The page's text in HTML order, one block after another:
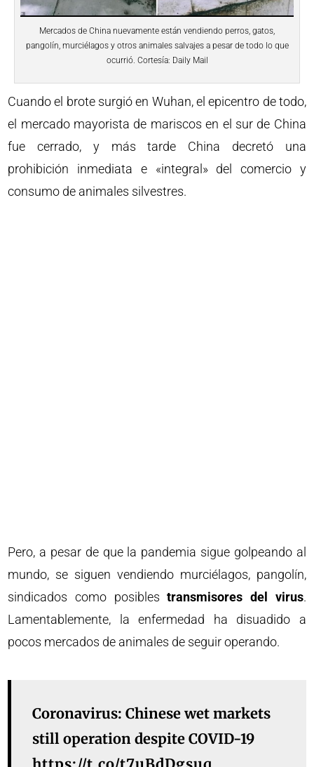
Mercados de China nuevamente están vendiendo perros, gatos,
pangolín, murciélagos y otros animales salvajes a pesar de todo lo que
ocurrió. Cortesía: Daily Mail
Cuando el brote surgió en Wuhan, el epicentro de todo,
el mercado mayorista de mariscos en el sur de China
fue cerrado, y más tarde China decretó una
prohibición inmediata e «integral» del comercio y
consumo de animales silvestres.
Pero, a pesar de que la pandemia sigue golpeando al
mundo, se siguen vendiendo murciélagos, pangolín,
sindicados como posiblestransmisores del virus.
Lamentablemente, la enfermedad ha disuadido a
pocos mercados de animales de seguir operando.
Coronavirus: Chinese wet markets
still operation despite COVID-19